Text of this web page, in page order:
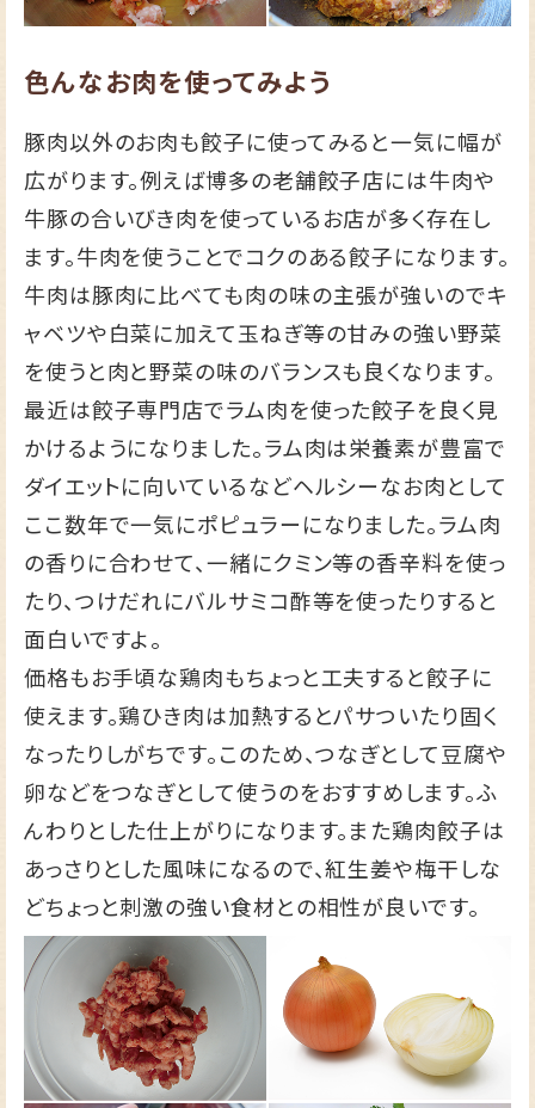
色んなお肉を使ってみよう
豚肉以外のお肉も餃子に使ってみると一気に幅が
広がります。例えば博多の老舗餃子店には牛肉や
牛豚の合いびき肉を使っているお店が多く存在し
ます。牛肉を使うことでコクのある餃子になります。
牛肉は豚肉に比べても肉の味の主張が強いのでキ
ャベツや白菜に加えて玉ねぎ等の甘みの強い野菜
を使うと肉と野菜の味のバランスも良くなります。
最近は餃子専門店でラム肉を使った餃子を良く見
かけるようになりました。ラム肉は栄養素が豊富で
ダイエットに向いているなどヘルシーなお肉として
ここ数年で一気にポピュラーになりました。ラム肉
の香りに合わせて、一緒にクミン等の香辛料を使っ
たり、つけだれにバルサミコ酢等を使ったりすると
面白いですよ。
価格もお手頃な鶏肉もちょっと工夫すると餃子に
使えます。鶏ひき肉は加熱するとパサついたり固く
なったりしがちです。このため、つなぎとして豆腐や
卵などをつなぎとして使うのをおすすめします。ふ
んわりとした仕上がりになります。また鶏肉餃子は
あっさりとした風味になるので、紅生姜や梅干しな
どちょっと刺激の強い食材との相性が良いです。